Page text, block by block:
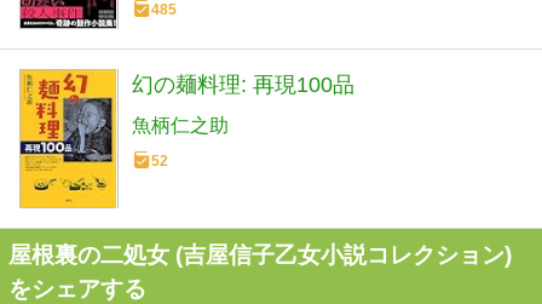
485
幻の麺料理: 再現100品
魚柄仁之助
52
屋根裏の二処女 (吉屋信子乙女小説コレクション)
をシェアする